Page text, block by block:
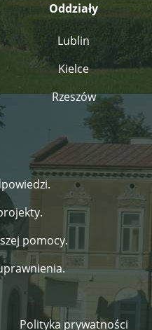
Oddziały
Lublin
Kielce
Rzeszów
pomocy.
Polityka prywatności